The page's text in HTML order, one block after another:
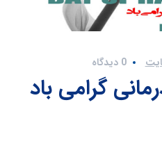
0 دیدگاه
گرامی باد